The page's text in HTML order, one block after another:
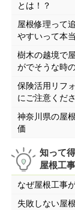
とは！？
屋根修理って
やすいって本
樹木の越境で
がでそうな時
保険活用リフ
にご注意くだ
神奈川県の屋
価
知って
屋根工
なぜ屋根工事
失敗しない屋